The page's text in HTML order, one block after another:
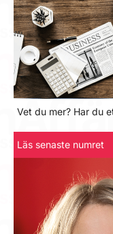
Vet du mer? Har du
Läs senaste numret